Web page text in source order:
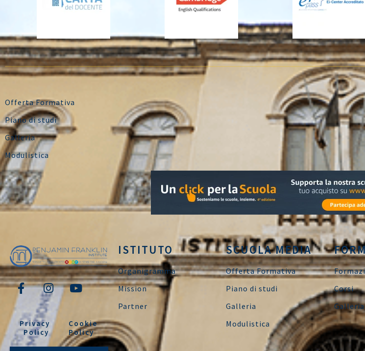
Offerta Formativa
Piano di studi
Galleria
Modulistica
Privacy
Policy
Cookie
Policy
ISTITUTO
Organigramma
Mission
Partner
SCUOLA MEDIA
Offerta Formativa
Piano di studi
Galleria
Modulistica
Corsi
Galleria